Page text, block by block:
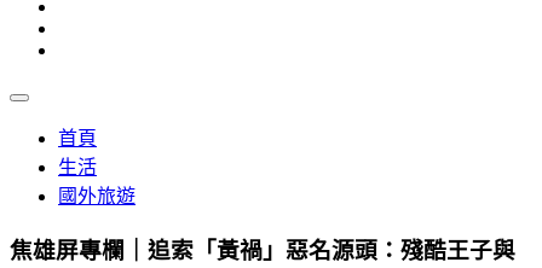
首頁
生活
國外旅遊
焦雄屏專欄｜追索「黃禍」惡名源頭：殘酷王子與